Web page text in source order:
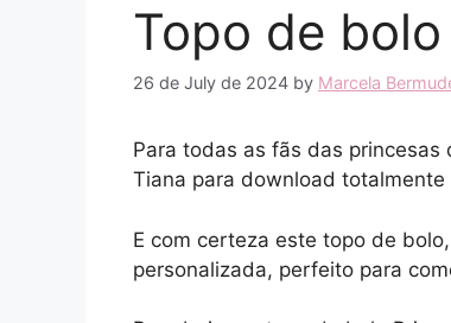
Topo de
26 de July de 2024 by Marcela
Para todas as fãs das princesas
Tiana para download totalmente
E com certeza este topo de
personalizada, perfeito para